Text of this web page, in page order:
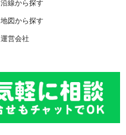
沿線から探す
地図から探す
運営会社